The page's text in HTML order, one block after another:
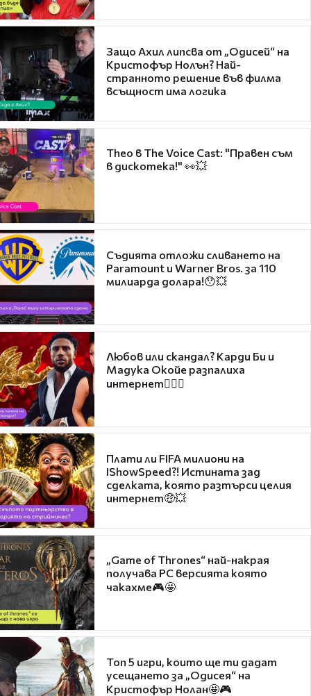
Защо Ахил липсва от „Одисей“ на
Кристофър Нолън? Най-
странното решение във филма
всъщност има логика
Theo в The Voice Cast: "Правен съм
в дискотека!" 👀💥
Съдията отложи сливането на
Paramount и Warner Bros. за 110
милиарда долара!😯💥
Любов или скандал? Карди Би и
Мадука Окойе разпалиха
интернет❤️‍🔥🔥
Плати ли FIFA милиони на
IShowSpeed?! Истината зад
сделката, която разтърси целия
интернет🤑💥
„Game of Thrones“ най-накрая
получава PC версията която
чакахме🎮🤩
Топ 5 игри, които ще ти дадат
усещането за „Одисея“ на
Кристофър Нолан🤩🎮